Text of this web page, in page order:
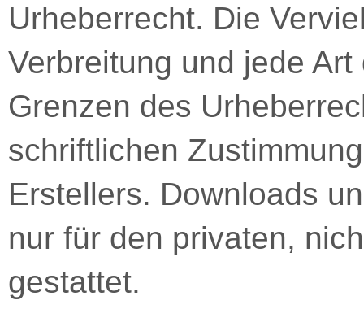
Urheberrecht. Die
Verbreitung und jede
Grenzen des
schriftlichen
Erstellers. Downloads
nur für den privaten,
gestattet.